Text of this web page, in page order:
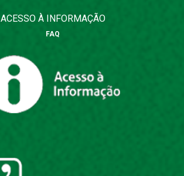
ACESSO À INFORMAÇÃO
FAQ